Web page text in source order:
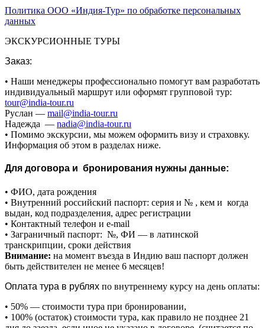
Политика ООО «Индия-Тур» по обработке персональных
данных
ЭКСКУРСИОННЫЕ ТУРЫ
Заказ:
• Наши менеджеры профессионально помогут вам разработать
индивидуальный маршрут или оформят групповой тур:
tour@india-tour.ru
Руслан — mail@india-tour.ru
Надежда — nadia@india-tour.ru
• Помимо экскурсии, мы можем оформить визу и страховку.
Информация об этом в разделах ниже.
Для договора и бронирования нужны данные:
• ФИО, дата рождения
• Внутренний российский паспорт: серия и № , кем и когда
выдан, код подразделения, адрес регистрации
• Контактный телефон и e-mail
• Заграничный паспорт: №, ФИ — в латинской
транскрипции, сроки действия
Внимание: на момент въезда в Индию ваш паспорт должен
быть действителен не менее 6 месяцев!
Оплата тура в рублях по внутреннему курсу на день оплаты:
• 50% — стоимости тура при бронировании,
• 100% (остаток) стоимости тура, как правило не позднее 21